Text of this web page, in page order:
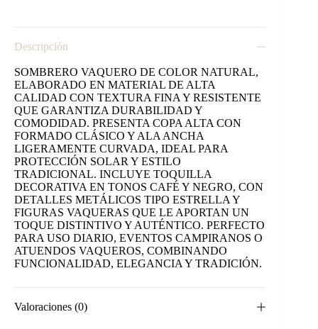
Descripción
SOMBRERO VAQUERO DE COLOR NATURAL,
ELABORADO EN MATERIAL DE ALTA
CALIDAD CON TEXTURA FINA Y RESISTENTE
QUE GARANTIZA DURABILIDAD Y
COMODIDAD. PRESENTA COPA ALTA CON
FORMADO CLÁSICO Y ALA ANCHA
LIGERAMENTE CURVADA, IDEAL PARA
PROTECCIÓN SOLAR Y ESTILO
TRADICIONAL. INCLUYE TOQUILLA
DECORATIVA EN TONOS CAFÉ Y NEGRO, CON
DETALLES METÁLICOS TIPO ESTRELLA Y
FIGURAS VAQUERAS QUE LE APORTAN UN
TOQUE DISTINTIVO Y AUTÉNTICO. PERFECTO
PARA USO DIARIO, EVENTOS CAMPIRANOS O
ATUENDOS VAQUEROS, COMBINANDO
FUNCIONALIDAD, ELEGANCIA Y TRADICIÓN.
Valoraciones (0)